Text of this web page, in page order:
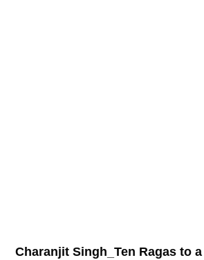
Charanjit Singh_Ten Ragas to